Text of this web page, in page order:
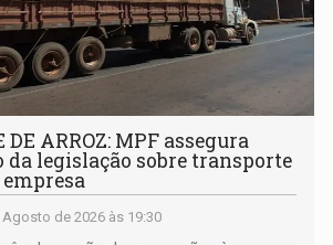
DE ARROZ: MPF assegura
legislação sobre transporte
Agosto de 2026 às 19:30